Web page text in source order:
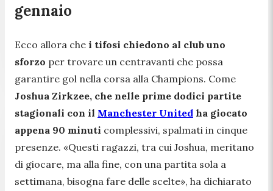
gennaio
Ecco allora che i tifosi chiedono al club uno
sforzo per trovare un centravanti che possa
garantire gol nella corsa alla Champions. Come
Joshua Zirkzee, che nelle prime dodici partite
stagionali con il Manchester United ha giocato
appena 90 minuti complessivi, spalmati in cinque
presenze. «Questi ragazzi, tra cui Joshua, meritano
di giocare, ma alla fine, con una partita sola a
settimana, bisogna fare delle scelte», ha dichiarato